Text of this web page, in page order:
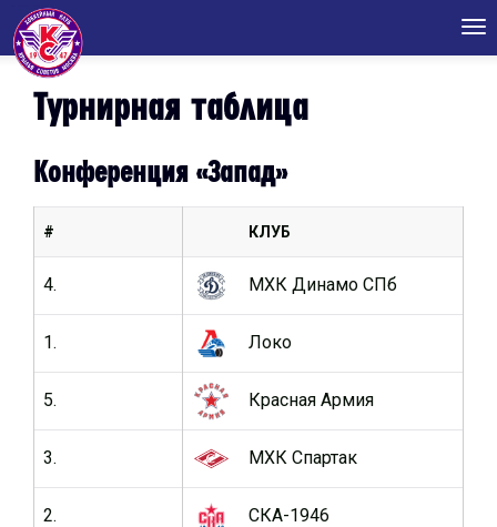
Турнирная таблица
Конференция «Запад»
КЛУБ
МХК Динамо СПб
Локо
Красная Армия
МХК Спартак
СКА-1946
#
4.
1.
5.
3.
2.